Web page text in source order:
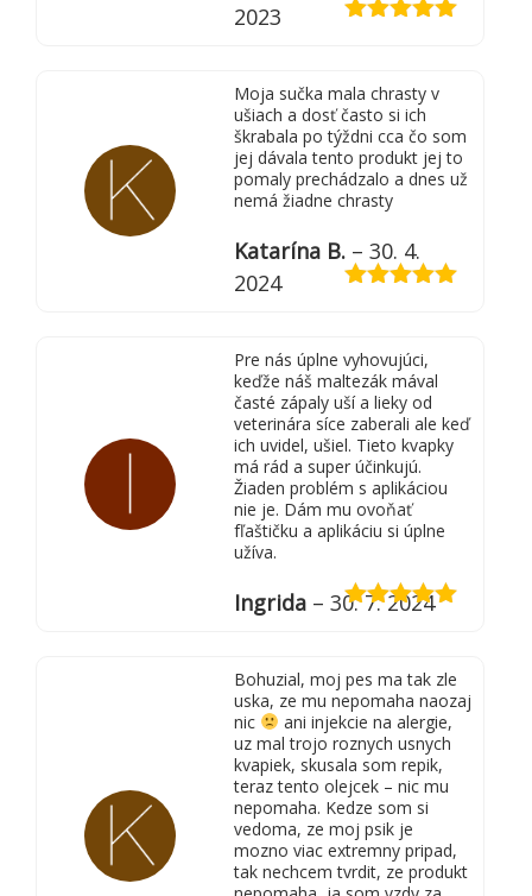
2023
Moja sučka mala chrasty v
ušiach a dosť často si ich
škrabala po týždni cca čo som
jej dávala tento produkt jej to
pomaly prechádzalo a dnes už
nemá žiadne chrasty
Katarína B. – 30. 4.
2024
Pre nás úplne vyhovujúci,
keďže náš maltezák mával
časté zápaly uší a lieky od
veterinára síce zaberali ale keď
ich uvidel, ušiel. Tieto kvapky
má rád a super účinkujú.
Žiaden problém s aplikáciou
nie je. Dám mu ovoňať
fľaštičku a aplikáciu si úplne
užíva.
Ingrida – 30. 7. 2024
Bohuzial, moj pes ma tak zle
uska, ze mu nepomaha naozaj
nic
ani injekcie na alergie,
uz mal trojo roznych usnych
kvapiek, skusala som repik,
teraz tento olejcek – nic mu
nepomaha. Kedze som si
vedoma, ze moj psik je
mozno viac extremny pripad,
tak nechcem tvrdit, ze produkt